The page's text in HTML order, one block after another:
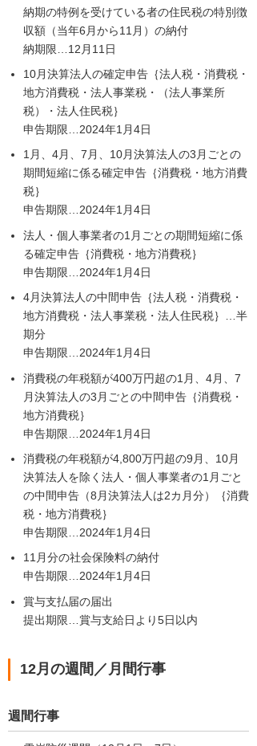
納期の特例を受けている者の住民税の特別徴
収額（当年6月から11月）の納付
納期限…12月11日
10月決算法人の確定申告｛法人税・消費税・
地方消費税・法人事業税・（法人事業所
税）・法人住民税｝
申告期限…2024年1月4日
1月、4月、7月、10月決算法人の3月ごとの
期間短縮に係る確定申告｛消費税・地方消費
税｝
申告期限…2024年1月4日
法人・個人事業者の1月ごとの期間短縮に係
る確定申告｛消費税・地方消費税｝
申告期限…2024年1月4日
4月決算法人の中間申告｛法人税・消費税・
地方消費税・法人事業税・法人住民税｝…半
期分
申告期限…2024年1月4日
消費税の年税額が400万円超の1月、4月、7
月決算法人の3月ごとの中間申告｛消費税・
地方消費税｝
申告期限…2024年1月4日
消費税の年税額が4,800万円超の9月、10月
決算法人を除く法人・個人事業者の1月ごと
の中間申告（8月決算法人は2カ月分）｛消費
税・地方消費税｝
申告期限…2024年1月4日
11月分の社会保険料の納付
申告期限…2024年1月4日
賞与支払届の届出
提出期限…賞与支給日より5日以内
12月の週間／月間行事
週間行事